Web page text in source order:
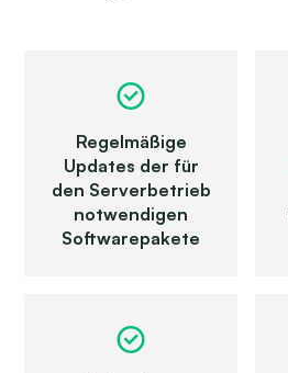
Regelmäßige
Updates der für
den Server­betrieb
not­wendigen
Soft­ware­pakete